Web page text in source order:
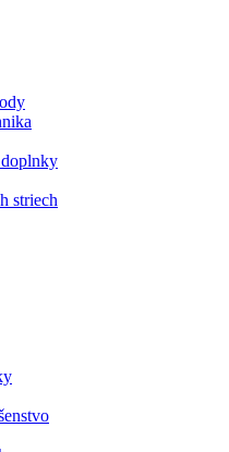
striech